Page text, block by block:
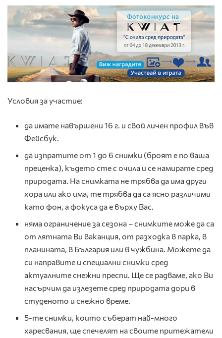
Условия за участие:
да имате навършени 16 г. и свой личен профил във
Фейсбук.
да изпратите от 1 до 6 снимки (броят е по ваша
преценка), където сте с очила и се намирате сред
природата. На снимката не трябва да има други
хора или ако има, те трябва да са ясно различими
като фон, а фокуса да е върху Вас.
няма ограничение за сезона – снимките може да са
от лятната Ви ваканция, от разходка в парка, в
планината, в България или в чужбина. Можете да
си направите и специални снимки сред
актуалните снежни преспи. Ще се радваме, ако Ви
насърчим да излезете сред природата дори в
студеното и снежно време.
5-те снимки, които съберат най-много
харесвания, ще спечелят на своите притежатели